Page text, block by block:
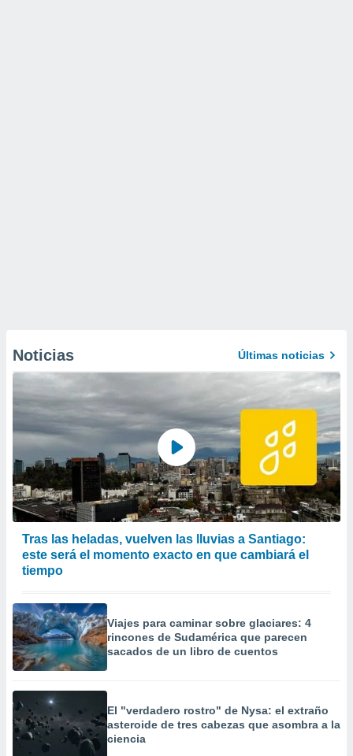
Noticias Últimas noticias
Tras las heladas, vuelven las lluvias a Santiago:
este será el momento exacto en que cambiará el
tiempo
Viajes para caminar sobre glaciares: 4
rincones de Sudamérica que parecen
sacados de un libro de cuentos
El "verdadero rostro" de Nysa: el extraño
asteroide de tres cabezas que asombra a la
ciencia